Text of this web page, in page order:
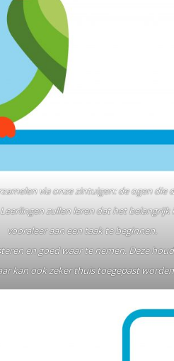
via onze zintuigen: de ogen
zullen leren dat het
vooraleer aan een taak te beginnen.
en goed waar te nemen. Deze
kan ook zeker thuis toegepast